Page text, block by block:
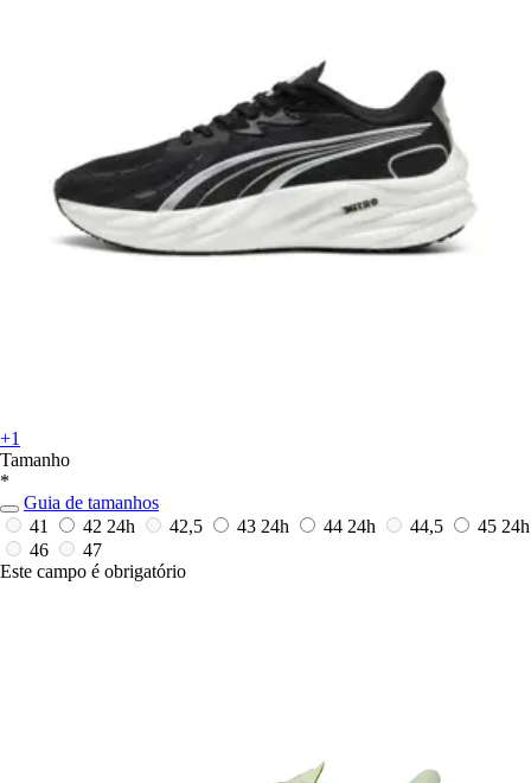
+1
Tamanho
*
Guia de tamanhos
41
42 24h 42,5 43 24h 44 24h 44,5 45 24h
46
47
Este campo é obrigatório